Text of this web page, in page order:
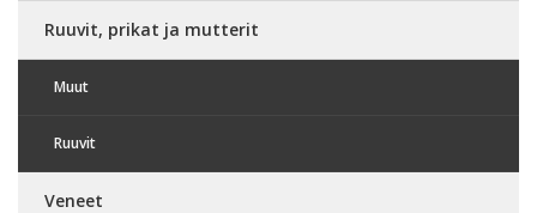
Ruuvit, prikat ja mutterit
Muut
Ruuvit
Veneet